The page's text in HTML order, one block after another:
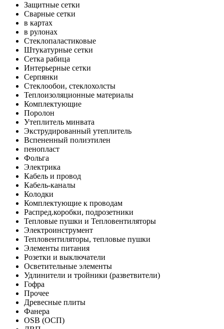
Защитные сетки
Сварные сетки
в картах
в рулонах
Стеклопаластиковые
Штукатурные сетки
Сетка рабица
Интерьерные сетки
Серпянки
Стеклообои, стеклохолсты
Теплоизоляционные материалы
Комплектующие
Поролон
Утеплитель минвата
Экструдированный утеплитель
Вспененный полиэтилен
пенопласт
Фольга
Электрика
Кабель и провод
Кабель-каналы
Колодки
Комплектующие к проводам
Распред.коробки, подрозетники
Тепловые пушки и Тепловентиляторы
Электроинструмент
Тепловентиляторы, тепловые пушки
Элементы питания
Розетки и выключатели
Осветительные элементы
Удлинители и тройники (разветвители)
Гофра
Прочее
Древесные плиты
Фанера
OSB (ОСП)